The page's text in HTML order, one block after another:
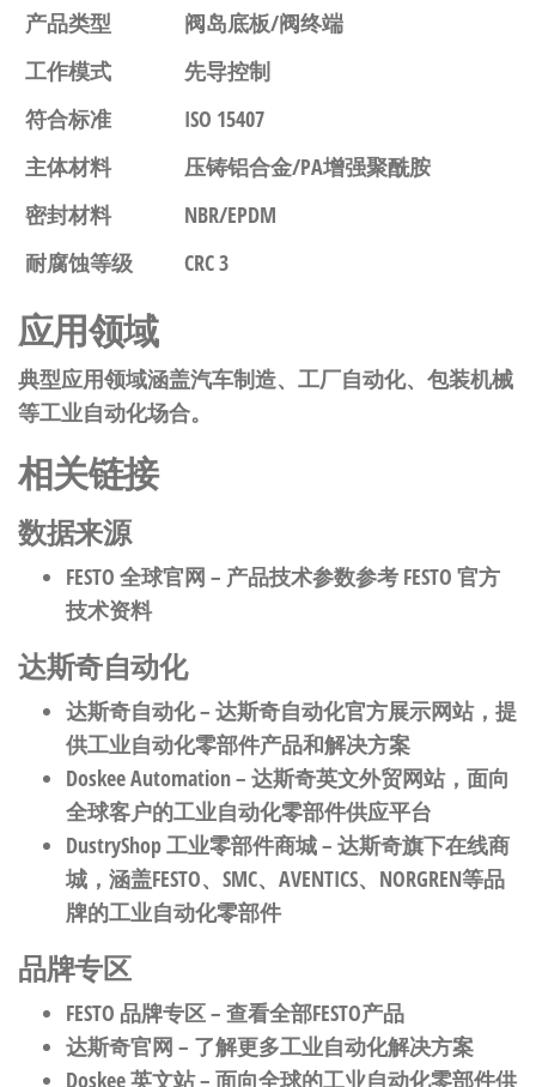
产品类型
阀岛底板/阀终端
工作模式
先导控制
符合标准
ISO 15407
主体材料
压铸铝合金/PA增强聚酰胺
密封材料
NBR/EPDM
耐腐蚀等级
CRC 3
应用领域
典型应用领域涵盖汽车制造、工厂自动化、包装机械
等工业自动化场合。
相关链接
数据来源
FESTO 全球官网 – 产品技术参数参考 FESTO 官方
技术资料
达斯奇自动化
达斯奇自动化– 达斯奇自动化官方展示网站，提
供工业自动化零部件产品和解决方案
Doskee Automation– 达斯奇英文外贸网站，面向
全球客户的工业自动化零部件供应平台
DustryShop 工业零部件商城– 达斯奇旗下在线商
城，涵盖FESTO、SMC、AVENTICS、NORGREN等品
牌的工业自动化零部件
品牌专区
FESTO 品牌专区– 查看全部FESTO产品
达斯奇官网 – 了解更多工业自动化解决方案
Doskee 英文站– 面向全球的工业自动化零部件供